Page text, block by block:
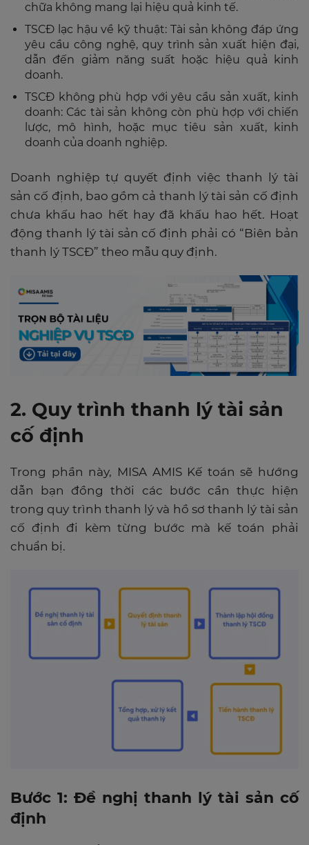
chữa không mang lại hiệu quả kinh tế.
TSCĐ lạc hậu về kỹ thuật: Tài sản không đáp ứng
yêu cầu công nghệ, quy trình sản xuất hiện đại,
dẫn đến giảm năng suất hoặc hiệu quả kinh
doanh.
TSCĐ không phù hợp với yêu cầu sản xuất, kinh
doanh: Các tài sản không còn phù hợp với chiến
lược, mô hình, hoặc mục tiêu sản xuất, kinh
doanh của doanh nghiệp.
Doanh nghiệp tự quyết định việc thanh lý tài
sản cố định, bao gồm cả thanh lý tài sản cố định
chưa khấu hao hết hay đã khấu hao hết. Hoạt
động thanh lý tài sản cố định phải có “Biên bản
thanh lý TSCĐ” theo mẫu quy định.
2. Quy trình thanh lý tài sản
cố định
Trong phần này, MISA AMIS Kế toán sẽ hướng
dẫn bạn đồng thời các bước cần thực hiện
trong quy trình thanh lý và hồ sơ thanh lý tài sản
cố định đi kèm từng bước mà kế toán phải
chuẩn bị.
Bước 1: Đề nghị thanh lý tài sản cố
định